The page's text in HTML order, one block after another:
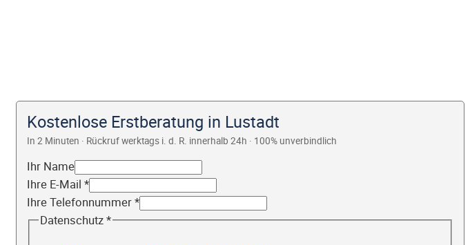
Kostenlose Erstberatung in Lustadt
In 2 Minuten · Rückruf werktags i. d. R. innerhalb 24h · 100% unverbindlich
Ihr Name
Ihre E-Mail *
Ihre Telefonnummer*
Datenschutz*